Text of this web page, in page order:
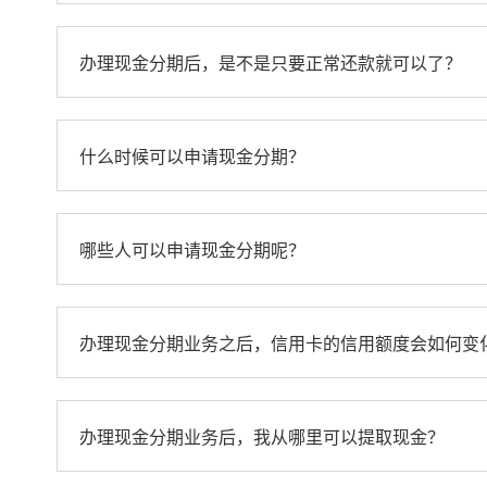
办理现金分期后，是不是只要正常还款就可以了？
什么时候可以申请现金分期？
哪些人可以申请现金分期呢？
办理现金分期业务之后，信用卡的信用额度会如何
办理现金分期业务后，我从哪里可以提取现金？